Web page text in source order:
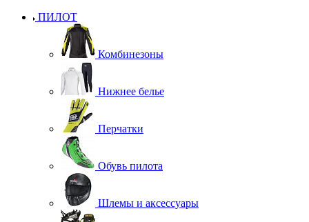
ПИЛОТ
Комбинезоны
Нижнее белье
Перчатки
Обувь пилота
Шлемы и аксессуары